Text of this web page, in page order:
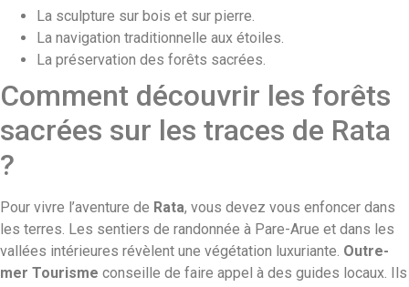
La sculpture sur bois et sur pierre.
La navigation traditionnelle aux étoiles.
La préservation des forêts sacrées.
Comment découvrir les forêts
sacrées sur les traces de Rata
?
Pour vivre l’aventure de Rata, vous devez vous enfoncer dans
les terres. Les sentiers de randonnée à Pare-Arue et dans les
vallées intérieures révèlent une végétation luxuriante. Outre-
mer Tourisme conseille de faire appel à des guides locaux. Ils